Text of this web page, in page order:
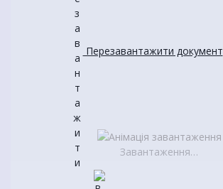
Завантаження…
Перезавантажити документ